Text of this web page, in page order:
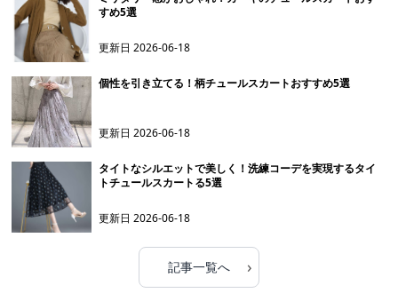
すめ5選
更新日2026-06-18
個性を引き立てる！柄チュールスカートおすすめ5選
更新日2026-06-18
タイトなシルエットで美しく！洗練コーデを実現するタイ
トチュールスカートる5選
更新日2026-06-18
記事一覧へ ›